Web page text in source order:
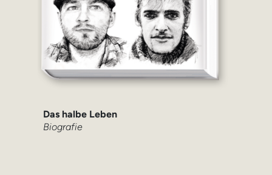
Das halbe Leben
Biografie